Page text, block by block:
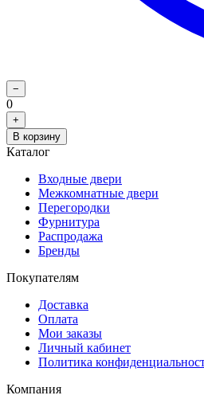
−
0
+
В корзину
Каталог
Входные двери
Межкомнатные двери
Перегородки
Фурнитура
Распродажа
Бренды
Покупателям
Доставка
Оплата
Мои заказы
Личный кабинет
Политика
Компания